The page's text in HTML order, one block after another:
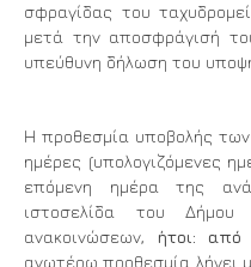
σφραγίδας του
μετά την αποσφράγισή
υπεύθυνη δήλωση του
Η προθεσμία υποβολής των
ημέρες (υπολογιζόμενες
επόμενη ημέρα της
ιστοσελίδα του
ανακοινώσεων, ήτοι: από
ανωτέρω προθεσμία λήγει